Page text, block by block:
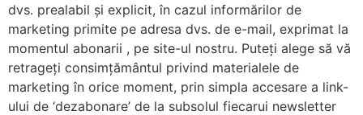
dvs. prealabil și explicit, în cazul informărilor de
marketing primite pe adresa dvs. de e-mail, exprimat la
momentul abonarii , pe site-ul nostru. Puteți alege să vă
retrageți consimțământul privind materialele de
marketing în orice moment, prin simpla accesare a link-
ului de ‘dezabonare’ de la subsolul fiecarui newsletter